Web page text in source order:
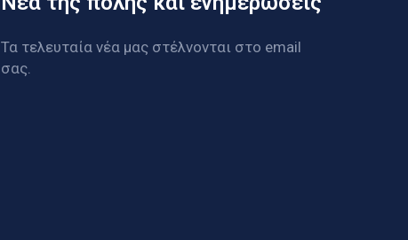
Τα τελευταία νέα μας στέλνονται στο email
σας.